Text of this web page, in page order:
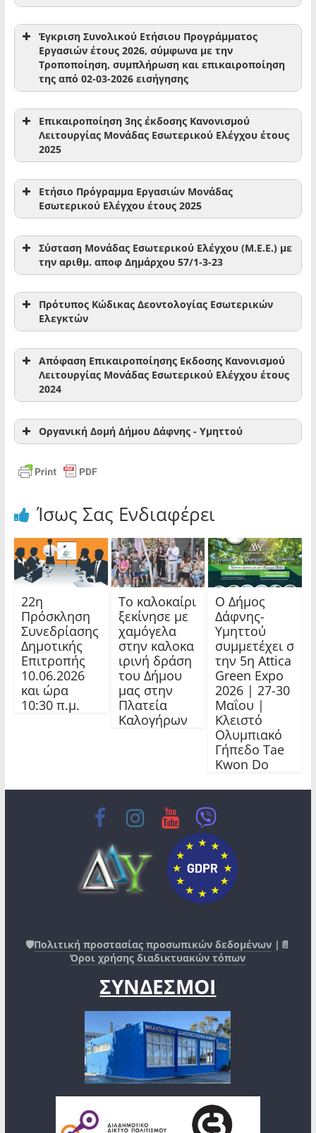
εδώ
Έγκριση Συνολικού Ετήσιου Προγράμματος
Εργασιών έτους 2026, σύμφωνα με την
Τροποποίηση, συμπλήρωση και επικαιροποίηση
της από 02-03-2026 εισήγησης
Επικαιροποίηση 3ης έκδοσης Κανονισμού
Λειτουργίας Μονάδας Εσωτερικού Ελέγχου έτους
2025
Ετήσιο Πρόγραμμα Εργασιών Μονάδας
Εσωτερικού Ελέγχου έτους 2025
Σύσταση Μονάδας Εσωτερικού Ελέγχου (Μ.Ε.Ε.) με
την αριθμ. αποφ Δημάρχου 57/1-3-23
Πρότυπος Κώδικας Δεοντολογίας Εσωτερικών
Ελεγκτών
Απόφαση Επικαιροποίησης Εκδοσης Κανονισμού
Λειτουργίας Μονάδας Εσωτερικού Ελέγχου έτους
2024
Οργανική Δομή Δήμου Δάφνης - Υμηττού
Ίσως Σας Ενδιαφέρει
22η
Πρόσκληση
Συνεδρίασης
Δημοτικής
Επιτροπής
10.06.2026
και ώρα
10:30 π.μ.
Το καλοκαίρι
ξεκίνησε με
χαμόγελα
στην καλοκα
ιρινή δράση
του Δήμου
μας στην
Πλατεία
Καλογήρων
Ο Δήμος
Δάφνης-
Υμηττού
συμμετέχει σ
την 5η Attica
Green Expo
2026 | 27-30
Μαΐου |
Κλειστό
Ολυμπιακό
Γήπεδο Tae
Kwon Do
🛡️Πολιτική προστασίας προσωπικών δεδομένων |📄
Όροι χρήσης διαδικτυακών τόπων
ΣΥΝΔΕΣΜΟΙ